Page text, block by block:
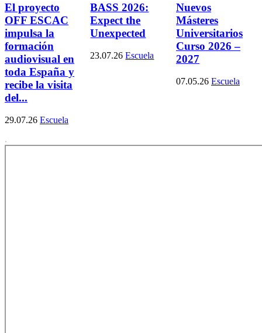
El proyecto
OFF ESCAC
impulsa la
formación
audiovisual en
toda España y
recibe la visita
del...
29.07.26 Escuela
BASS 2026:
Expect the
Unexpected
23.07.26 Escuela
Nuevos
Másteres
Universitarios
Curso 2026 –
2027
07.05.26 Escuela